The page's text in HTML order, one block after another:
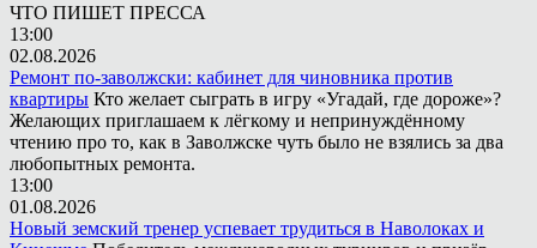
ЧТО ПИШЕТ ПРЕССА
13:00
02.08.2026
Ремонт по-заволжски: кабинет для чиновника против
квартиры Кто желает сыграть в игру «Угадай, где дороже»?
Желающих приглашаем к лёгкому и непринуждённому
чтению про то, как в Заволжске чуть было не взялись за два
любопытных ремонта.
13:00
01.08.2026
Новый земский тренер успевает трудиться в Наволоках и